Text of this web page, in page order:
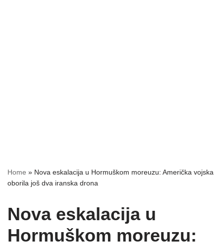
Home » Nova eskalacija u Hormuškom moreuzu: Američka vojska
oborila još dva iranska drona
Nova eskalacija u
Hormuškom moreuzu: